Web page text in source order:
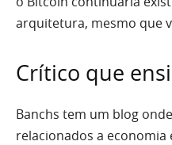
arquitetura, mesmo que
Crítico que
Banchs tem um blog
relacionados a economia